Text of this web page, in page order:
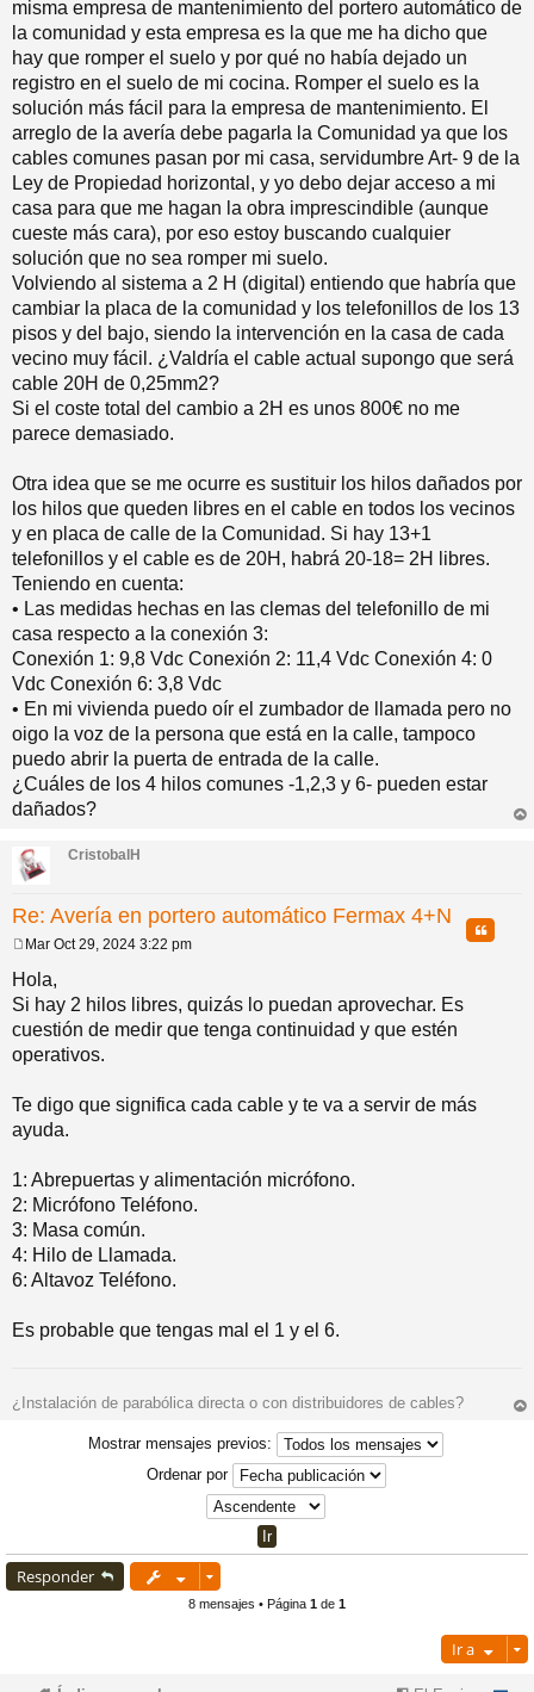
j
e
misma empresa de mantenimiento del portero automático de
la comunidad y esta empresa es la que me ha dicho que
hay que romper el suelo y por qué no había dejado un
registro en el suelo de mi cocina. Romper el suelo es la
solución más fácil para la empresa de mantenimiento. El
arreglo de la avería debe pagarla la Comunidad ya que los
cables comunes pasan por mi casa, servidumbre Art- 9 de la
Ley de Propiedad horizontal, y yo debo dejar acceso a mi
casa para que me hagan la obra imprescindible (aunque
cueste más cara), por eso estoy buscando cualquier
solución que no sea romper mi suelo.
Volviendo al sistema a 2 H (digital) entiendo que habría que
cambiar la placa de la comunidad y los telefonillos de los 13
pisos y del bajo, siendo la intervención en la casa de cada
vecino muy fácil. ¿Valdría el cable actual supongo que será
cable 20H de 0,25mm2?
Si el coste total del cambio a 2H es unos 800€ no me
parece demasiado.
Otra idea que se me ocurre es sustituir los hilos dañados por
los hilos que queden libres en el cable en todos los vecinos
y en placa de calle de la Comunidad. Si hay 13+1
telefonillos y el cable es de 20H, habrá 20-18= 2H libres.
Teniendo en cuenta:
• Las medidas hechas en las clemas del telefonillo de mi
casa respecto a la conexión 3:
Conexión 1: 9,8 Vdc Conexión 2: 11,4 Vdc Conexión 4: 0
Vdc Conexión 6: 3,8 Vdc
• En mi vivienda puedo oír el zumbador de llamada pero no
oigo la voz de la persona que está en la calle, tampoco
puedo abrir la puerta de entrada de la calle.
¿Cuáles de los 4 hilos comunes -1,2,3 y 6- pueden estar
dañados?
CristobalH
Re: Avería en portero automático Fermax 4+N
Citar
e
n
a
j
e
Mar Oct 29, 2024 3:22 pm
Hola,
Si hay 2 hilos libres, quizás lo puedan aprovechar. Es
cuestión de medir que tenga continuidad y que estén
operativos.
Te digo que significa cada cable y te va a servir de más
ayuda.
1: Abrepuertas y alimentación micrófono.
2: Micrófono Teléfono.
3: Masa común.
4: Hilo de Llamada.
6: Altavoz Teléfono.
Es probable que tengas mal el 1 y el 6.
¿Instalación de parabólica directa o con distribuidores de cables?
Mostrar mensajes previos:
Ordenar por
Responder
8 mensajes • Página 1 de 1
Ir a